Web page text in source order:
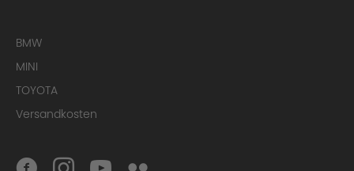
BMW
MINI
TOYOTA
Versandkosten